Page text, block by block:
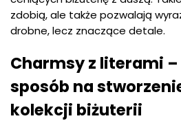
zdobią, ale także pozwalają
drobne, lecz znaczące detale.
Charmsy z literami
sposób na
kolekcji biżuterii